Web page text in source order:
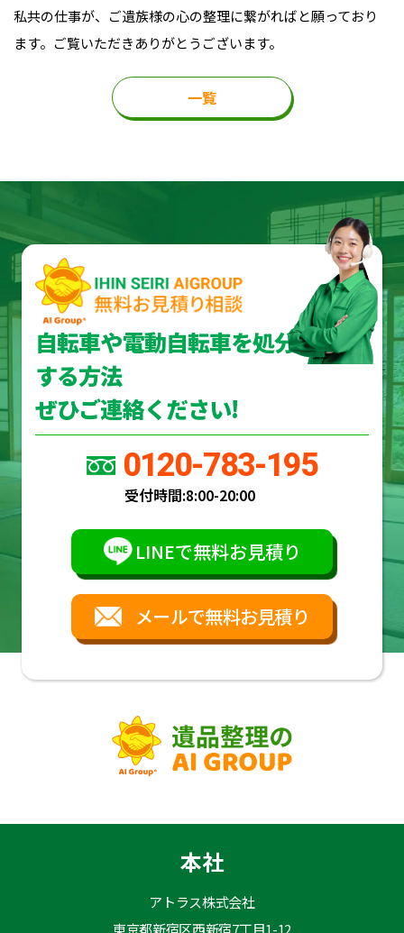
私共の仕事が、ご遺族様の心の整理に繋がればと願っており
ます。ご覧いただきありがとうございます。
一覧
自転車や電動自転車を処分
する方法
ぜひご連絡ください!
0120-783-195
受付時間:8:00-20:00
LINEで無料お見積り
メールで無料お見積り
本社
アトラス株式会社